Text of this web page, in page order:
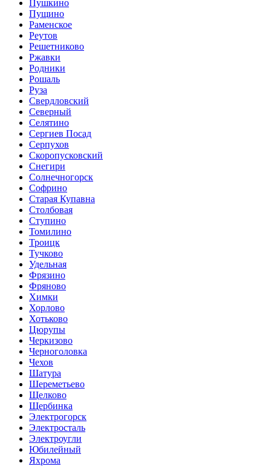
Пушкино
Пущино
Раменское
Реутов
Решетниково
Ржавки
Родники
Рошаль
Руза
Свердловский
Северный
Селятино
Сергиев Посад
Серпухов
Скоропусковский
Снегири
Солнечногорск
Софрино
Старая Купавна
Столбовая
Ступино
Томилино
Троицк
Тучково
Удельная
Фрязино
Фряново
Химки
Хорлово
Хотьково
Цюрупы
Черкизово
Черноголовка
Чехов
Шатура
Шереметьево
Щелково
Щербинка
Электрогорск
Электросталь
Электроугли
Юбилейный
Яхрома